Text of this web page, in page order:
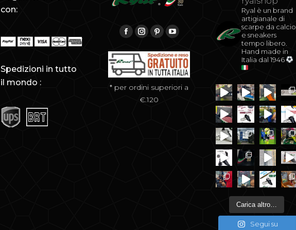
con:
Spedizioni in tutto
il mondo :
Find us on:
Facebook
Instagram
PinterestYouTube
* per ordini superiori a
€.120
Ryal è un brand
artigianale di
scarpe da calcio
e sneakers
tempo libero.
Hand made in
Italia dal 1946
Carica altro…
Segui su